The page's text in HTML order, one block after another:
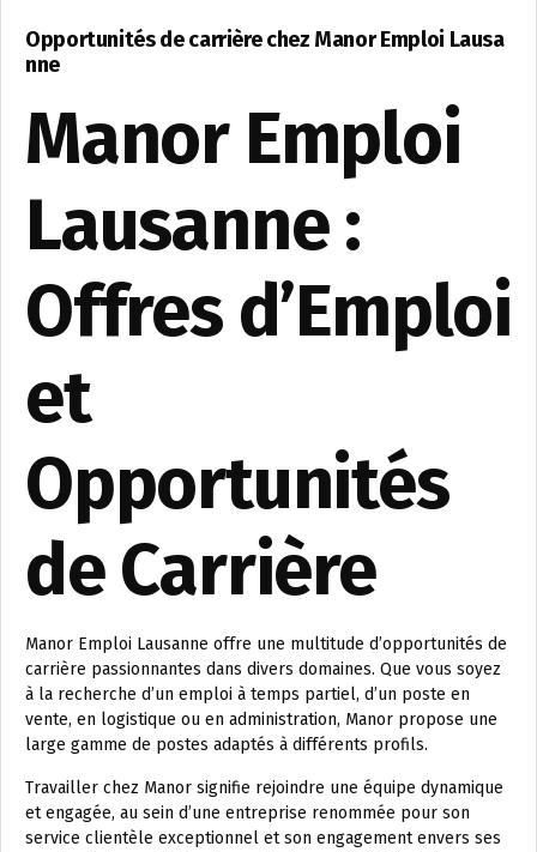
Opportunités de carrière chez Manor Emploi Lausa
nne
Manor Emploi
Lausanne :
Offres d’Emploi
et
Opportunités
de Carrière
Manor Emploi Lausanne offre une multitude d’opportunités de
carrière passionnantes dans divers domaines. Que vous soyez
à la recherche d’un emploi à temps partiel, d’un poste en
vente, en logistique ou en administration, Manor propose une
large gamme de postes adaptés à différents profils.
Travailler chez Manor signifie rejoindre une équipe dynamique
et engagée, au sein d’une entreprise renommée pour son
service clientèle exceptionnel et son engagement envers ses